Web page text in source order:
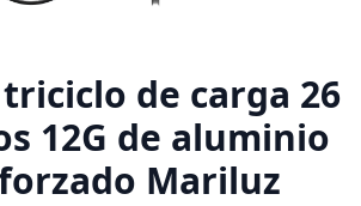
de carga 26
12G de aluminio
Mariluz